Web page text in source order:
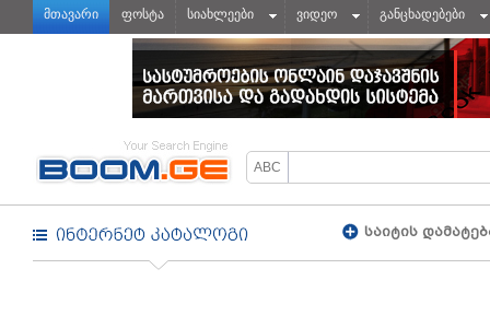
მთავარი ფოსტა სიახლეები ვიდეო განცხადებები
საიტის